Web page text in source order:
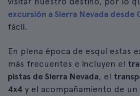
excursión a Sierra Nevada desde
fácil.
En plena época de esquí estas
más frecuentes e incluyen el
pistas de Sierra Nevada, el
4x4 y el acompañamiento de un